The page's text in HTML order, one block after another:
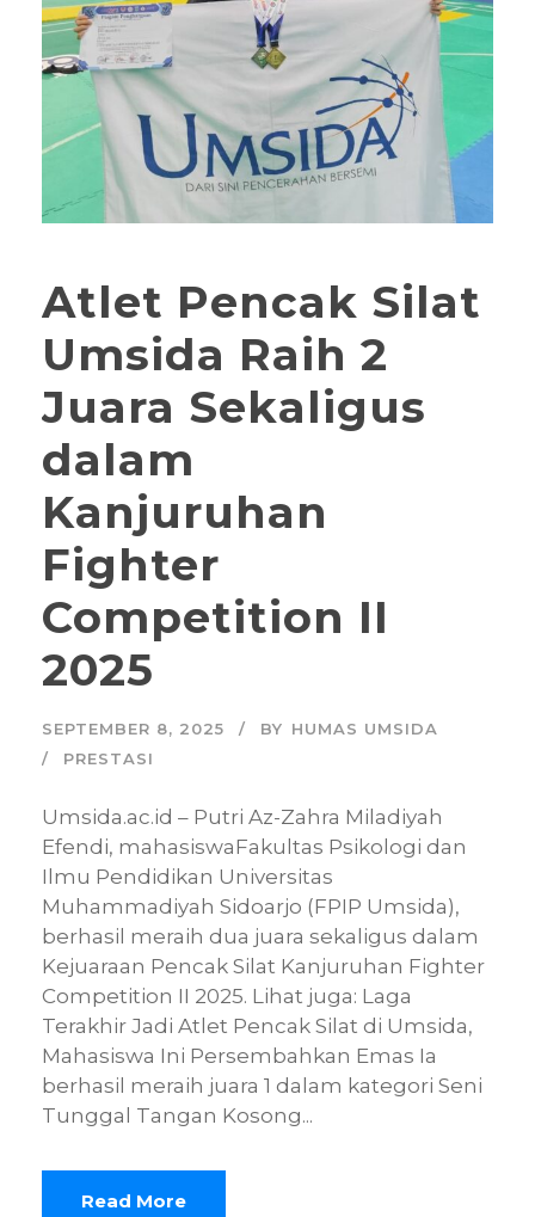
Atlet Pencak Silat
Umsida Raih 2
Juara Sekaligus
dalam
Kanjuruhan
Fighter
Competition II
2025
SEPTEMBER 8, 2025 BY HUMAS UMSIDA
PRESTASI
Umsida.ac.id – Putri Az-Zahra Miladiyah
Efendi, mahasiswaFakultas Psikologi dan
Ilmu Pendidikan Universitas
Muhammadiyah Sidoarjo (FPIP Umsida),
berhasil meraih dua juara sekaligus dalam
Kejuaraan Pencak Silat Kanjuruhan Fighter
Competition II 2025. Lihat juga: Laga
Terakhir Jadi Atlet Pencak Silat di Umsida,
Mahasiswa Ini Persembahkan Emas Ia
berhasil meraih juara 1 dalam kategori Seni
Tunggal Tangan Kosong...
Read More